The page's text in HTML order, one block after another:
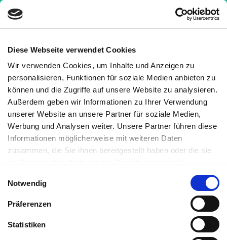
Diese Webseite verwendet Cookies
Wir verwenden Cookies, um Inhalte und Anzeigen zu
personalisieren, Funktionen für soziale Medien anbieten zu
können und die Zugriffe auf unsere Website zu analysieren.
Außerdem geben wir Informationen zu Ihrer Verwendung
unserer Website an unsere Partner für soziale Medien,
Werbung und Analysen weiter. Unsere Partner führen diese
Informationen möglicherweise mit weiteren Daten
zusammen, die Sie ihnen bereitgestellt haben oder die sie
haben. Sie können jederzeit die Cookie-Einstellungen
widerrufen oder ändern:
. Es befindet
sich auch ein Link in der Fußzeile zu den Einstellungen der
Cookies um diese jederzeit widerrufen oder ändern zu
können.
Notwendig
Präferenzen
Statistiken
[su_dropcap]B[/su_dropcap]Was
sind B-Lymphozyten?
B-Lymphozyten sind Blutzellen und Teil des
erworbenen Immunsystems. Erkennen sie ein
Antikörper bindet, entwickeln sie sich zu Antikörper-
sezernierenden Plasmazellen oder B-
Gedächtniszellen weiter. Diese Antigenfragmente
werden ihnen durch Fresszellen präsentiert oder sie
kommen zufällig mit ihnen in Kontakt.